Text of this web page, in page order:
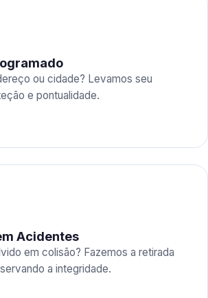
ou cidade? Levamos seu
e pontualidade.
Acidentes
em colisão? Fazemos a retirada
a integridade.